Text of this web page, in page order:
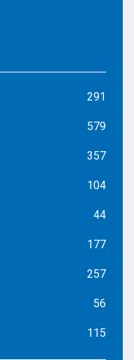
291
579
357
104
44
177
257
56
115